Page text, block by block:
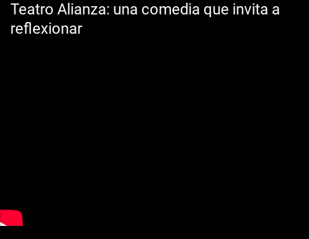
Teatro Alianza: una comedia que invita a
reflexionar